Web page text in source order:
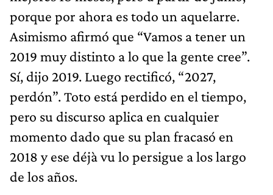
porque por ahora es todo un aquelarre.
Asimismo afirmó que “Vamos a tener un
2019 muy distinto a lo que la gente cree”.
Sí, dijo 2019. Luego rectificó, “2027,
perdón”. Toto está perdido en el tiempo,
pero su discurso aplica en cualquier
momento dado que su plan fracasó en
2018 y ese déjà vu lo persigue a los largo
de los años.